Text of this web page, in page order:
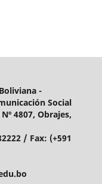
-
Social
4807, Obrajes,
/ Fax: (+591